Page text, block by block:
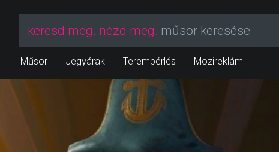
keresd meg. nézd meg. műsor keresése
Műsor Jegyárak Terembérlés Mozireklám